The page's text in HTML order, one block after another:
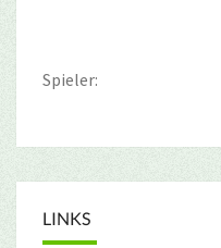
Spieler:
LINKS